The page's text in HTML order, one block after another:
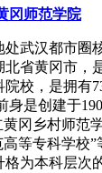
冈师范学院
处武汉都市圈
省黄冈市，
校，是拥有
身是创建于
黄冈乡村师范
等专科学校
为本科层次